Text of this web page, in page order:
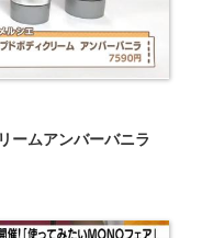
ームアンバーバニラ